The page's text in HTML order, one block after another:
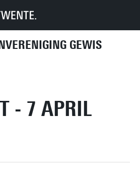
GEWIS
Activiteitenhistorie
- 7 APRIL